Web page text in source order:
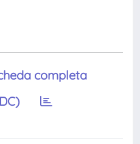
completa